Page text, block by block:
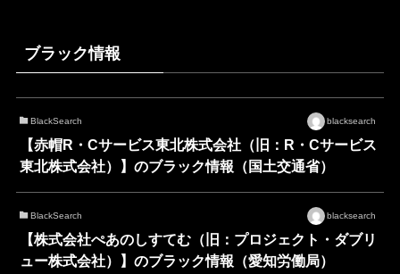
ブラック情報
BlackSearch blacksearch
【赤帽R・Cサービス東北株式会社（旧：R・Cサービス
東北株式会社）】のブラック情報（国土交通省）
BlackSearch blacksearch
【株式会社ぺあのしすてむ（旧：プロジェクト・ダブリ
ュー株式会社）】のブラック情報（愛知労働局）